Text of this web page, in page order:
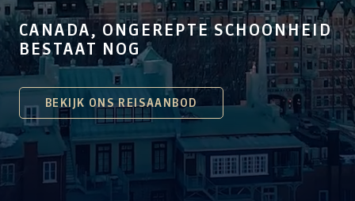
CANADA, ONGEREPTE SCHOONHEID
BESTAAT NOG
BEKIJK ONS REISAANBOD